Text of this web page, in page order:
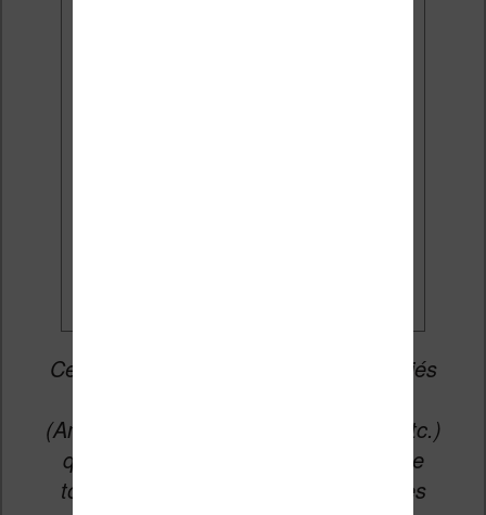
Cet article peut contenir des liens affiliés
(Amazon, Fnac, Cultura, Boulanger, etc.)
qui permettent aux auteurs du site de
toucher une petite commission sur les